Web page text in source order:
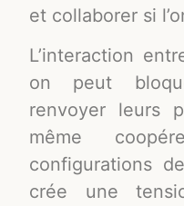
et collaborer si
L’interaction
on peut
renvoyer leurs
même
configurations
crée une